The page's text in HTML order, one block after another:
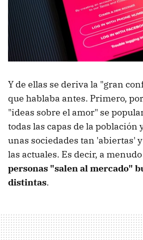
Y de ellas se deriva la "gran
que hablaba antes. Primero,
"ideas sobre el amor" se
todas las capas de la población
unas sociedades tan 'abiertas'
las actuales. Es decir, a menudo
personas "salen al mercado"
distintas.